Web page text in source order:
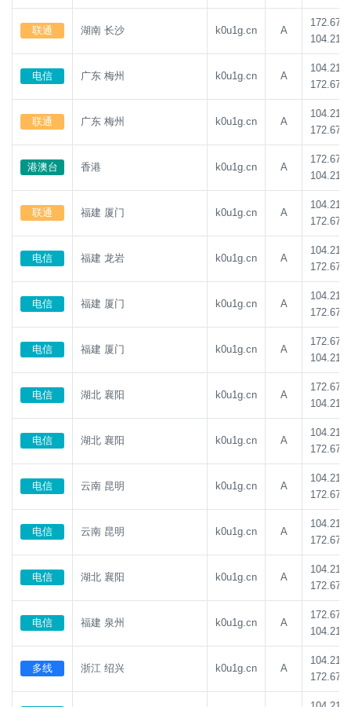
联通 湖南 长沙 k0u1g.cn A
电信 广东 梅州 k0u1g.cn A
联通 广东 梅州 k0u1g.cn A
港澳台 香港 k0u1g.cn A
联通 福建 厦门 k0u1g.cn A
电信 福建 龙岩 k0u1g.cn A
电信 福建 厦门 k0u1g.cn A
电信 福建 厦门 k0u1g.cn A
电信 湖北 襄阳 k0u1g.cn A
电信 湖北 襄阳 k0u1g.cn A
电信 云南 昆明 k0u1g.cn A
电信 云南 昆明 k0u1g.cn A
电信 湖北 襄阳 k0u1g.cn A
电信 福建 泉州 k0u1g.cn A
多线 浙江 绍兴 k0u1g.cn A